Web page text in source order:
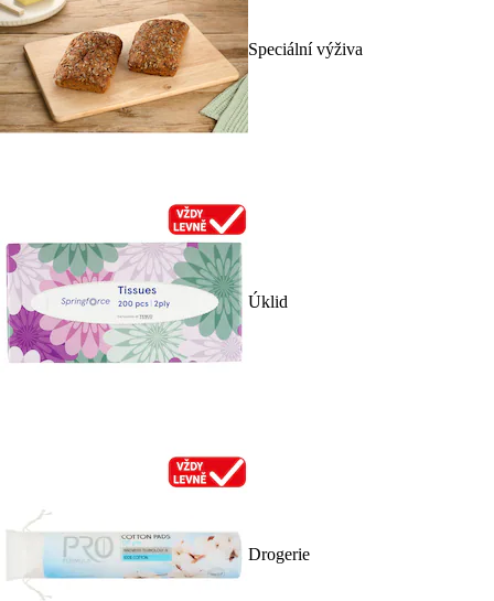
Speciální výživa
Úklid
Drogerie